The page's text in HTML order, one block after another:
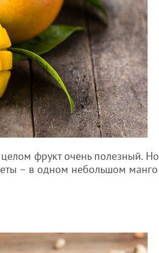
фрукт очень полезный. Но
– в одном небольшом манго